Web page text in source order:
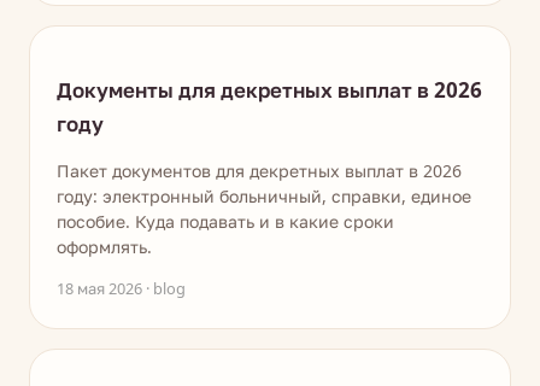
Документы для декретных выплат в 2026
году
Пакет документов для декретных выплат в 2026
году: электронный больничный, справки, единое
пособие. Куда подавать и в какие сроки
оформлять.
18 мая 2026 · blog